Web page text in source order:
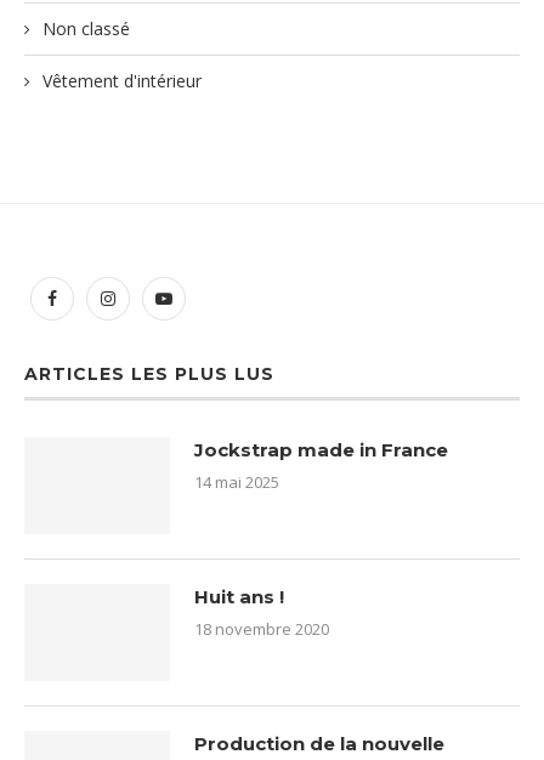
Non classé
Vêtement d'intérieur
ARTICLES LES PLUS LUS
Jockstrap made in France
14 mai 2025
Huit ans !
18 novembre 2020
Production de la nouvelle